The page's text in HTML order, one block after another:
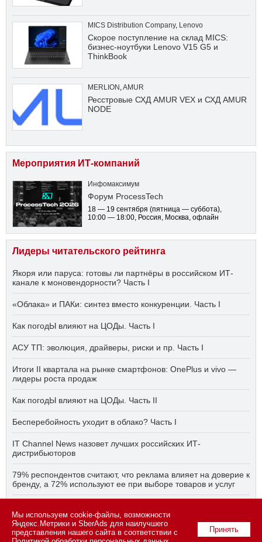
MICS Distribution Company, Lenovo
Скорое поступление на склад MICS:
бизнес-ноутбуки Lenovo V15 G5 и
ThinkBook
MERLION ,AMUR
Ресстровые СХД AMUR VEX и СХД AMUR
NODE
Мероприятия ИТ-компаний
Инфомаксимум
Форум ProcessTech
18 — 19 сентября (пятница — суббота),
10:00 — 18:00, Россия, Москва, офлайн
Лидеры читательского рейтинга
Якоря или паруса: готовы ли партнёры в российском ИТ-
канале к моновендорности? Часть I
«Облака» и ПАКи: синтез вместо конкуренции. Часть I
Как погодЫ влияют на ЦОДы. Часть I
АСУ ТП: эволюция, драйверы, риски и пр. Часть I
Итоги II квартала на рынке смартфонов: OnePlus и vivo —
лидеры роста продаж
Как погодЫ влияют на ЦОДы. Часть II
Бесперебойность уходит в облако? Часть I
IT Channel News назовет лучших российских ИТ-
дистрибьюторов
79% респондентов считают, что реклама влияет на доверие к
бренду, а 72% используют ее при выборе товаров и услуг
ПО нужно всё сразу? Часть I
Принять
Мы используем cookie-файлы, возможности
Яндекс.Метрики и SberAds для наилучшего
представления нашего сайта в соответствии с